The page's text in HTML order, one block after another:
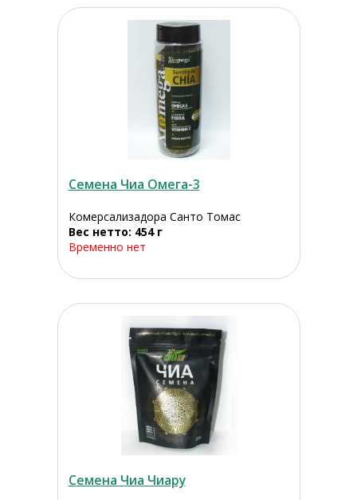
Семена Чиа Омега-3
Комерсализадора Санто Томас
Вес нетто: 454 г
Временно нет
Семена Чиа Чиару